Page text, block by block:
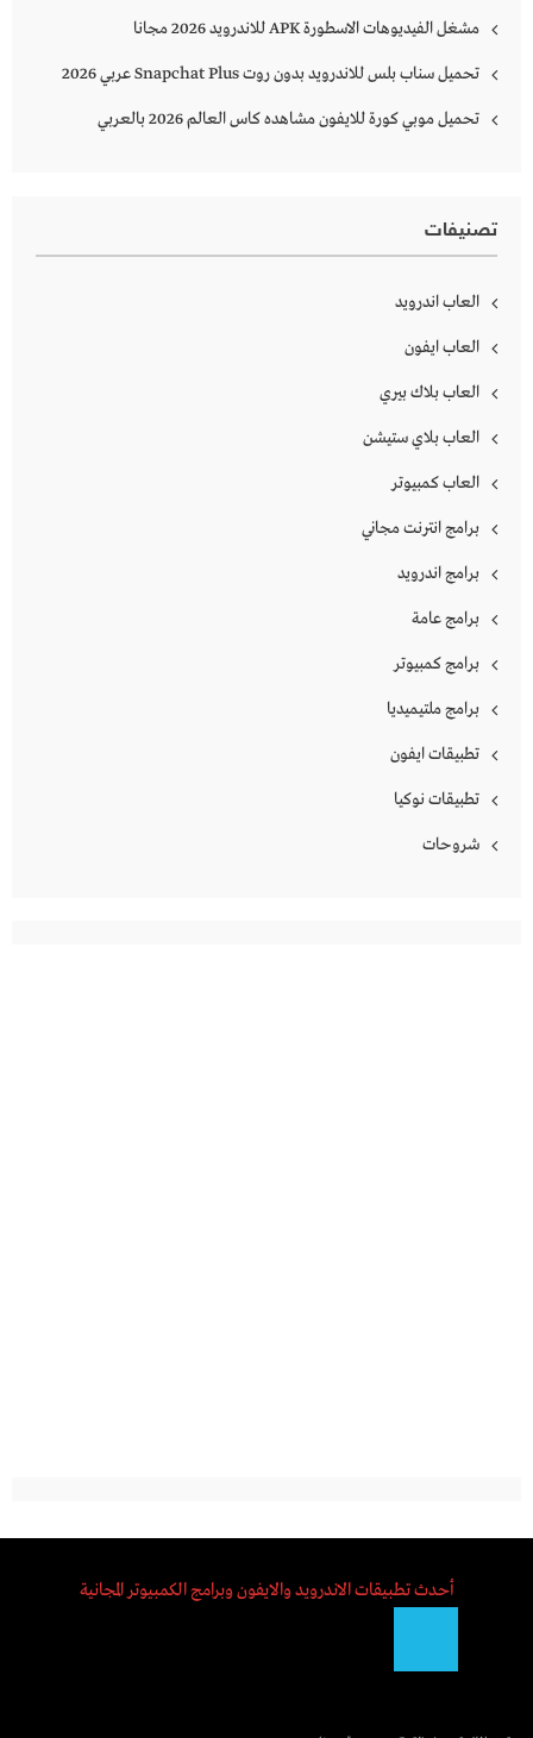
مشغل الفيديوهات الاسطورة APK للاندرويد 2026 مجانا
تحميل سناب بلس للاندرويد بدون روت Snapchat Plus‏ عربي 2026
تحميل موبي كورة للايفون مشاهده كاس العالم 2026 بالعربي
تصنيفات
العاب اندرويد
العاب ايفون
العاب بلاك بيري
العاب بلاي ستيشن
العاب كمبيوتر
برامج انترنت مجاني
برامج اندرويد
برامج عامة
برامج كمبيوتر
برامج ملتيميديا
تطبيقات ايفون
تطبيقات نوكيا
شروحات
أحدث تطبيقات الاندرويد والايفون وبرامج الكمبيوتر المجانية